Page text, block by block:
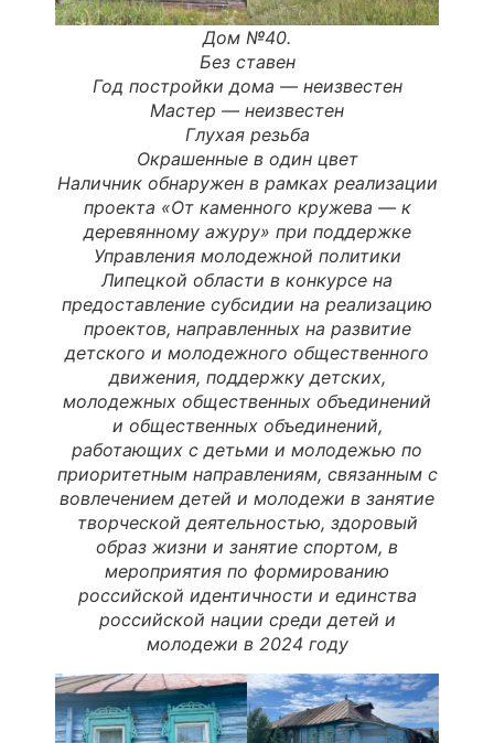
Дом №40.
Без ставен
Год постройки дома — неизвестен
Мастер — неизвестен
Глухая резьба
Окрашенные в один цвет
Наличник обнаружен в рамках реализации
проекта «От каменного кружева — к
деревянному ажуру» при поддержке
Управления молодежной политики
Липецкой области в конкурсе на
предоставление субсидии на реализацию
проектов, направленных на развитие
детского и молодежного общественного
движения, поддержку детских,
молодежных общественных объединений
и общественных объединений,
работающих с детьми и молодежью по
приоритетным направлениям, связанным с
вовлечением детей и молодежи в занятие
творческой деятельностью, здоровый
образ жизни и занятие спортом, в
мероприятия по формированию
российской идентичности и единства
российской нации среди детей и
молодежи в 2024 году